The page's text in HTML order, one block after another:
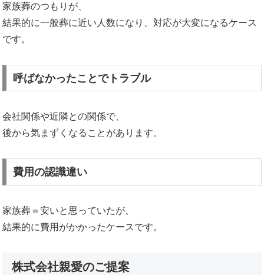
家族葬のつもりが、
結果的に一般葬に近い人数になり、対応が大変になるケース
です。
呼ばなかったことでトラブル
会社関係や近隣との関係で、
後から気まずくなることがあります。
費用の認識違い
家族葬＝安いと思っていたが、
結果的に費用がかかったケースです。
株式会社親愛のご提案